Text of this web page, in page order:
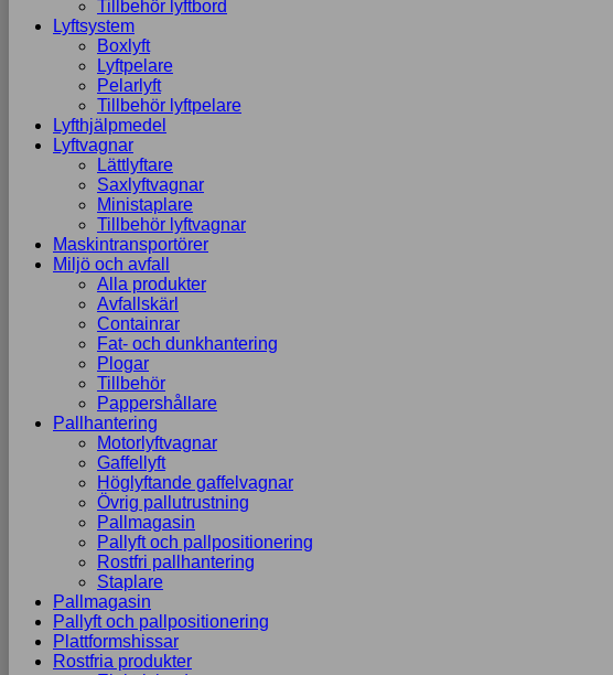
Tillbehör lyftbord
Lyftsystem
Boxlyft
Lyftpelare
Pelarlyft
Tillbehör lyftpelare
Lyfthjälpmedel
Lyftvagnar
Lättlyftare
Saxlyftvagnar
Ministaplare
Tillbehör lyftvagnar
Maskintransportörer
Miljö och avfall
Alla produkter
Avfallskärl
Containrar
Fat- och dunkhantering
Plogar
Tillbehör
Pappershållare
Pallhantering
Motorlyftvagnar
Gaffellyft
Höglyftande gaffelvagnar
Övrig pallutrustning
Pallmagasin
Pallyft och pallpositionering
Rostfri pallhantering
Staplare
Pallmagasin
Pallyft och pallpositionering
Plattformshissar
Rostfria produkter